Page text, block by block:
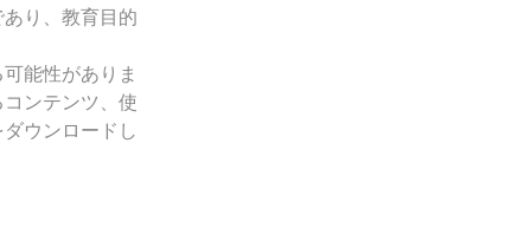
り、教育目的
能性がありま
ンテンツ、使
ウンロードし